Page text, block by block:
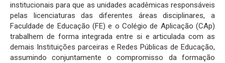
institucionais para que as unidades acadêmicas responsáveis
pelas licenciaturas das diferentes áreas disciplinares, a
Faculdade de Educação (FE) e o Colégio de Aplicação (CAp)
trabalhem de forma integrada entre si e articulada com as
demais Instituições parceiras e Redes Públicas de Educação,
assumindo conjuntamente o compromisso da formação